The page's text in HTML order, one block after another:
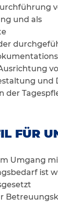
und als
und
der
FÜR
Umgang
ist